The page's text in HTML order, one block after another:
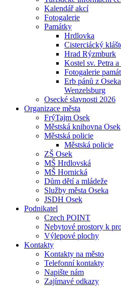
Kalendář akcí
Fotogalerie
Památky
Hrdlovka
Cisterciácký
Hrad Rýzmburk
Kostel sv. Petra a
Fotogalerie
Erb pánů z
Wenzelsburg
Osecké slavnosti 2026
Organizace města
FrýTajm Osek
Městská knihovna Osek
Městská policie
Městská policie
ZŠ Osek
MŠ Hrdlovská
MŠ Hornická
Dům dětí a mládeže
Služby města Oseka
JSDH Osek
Podnikatel
Czech POINT
Nebytové prostory k
Výlepové plochy
Kontakty
Kontakty na město
Telefonní kontakty
Napište nám
Zajímavé odkazy